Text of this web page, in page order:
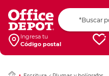
Ingresa tu
Código postal